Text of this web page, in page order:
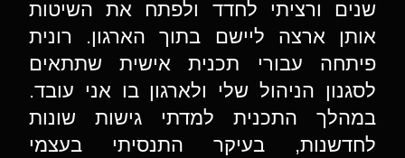
שנים ורציתי לחדד ולפתח את השיטות
אותן ארצה ליישם בתוך הארגון. רונית
פיתחה עבורי תכנית אישית שתתאים
לסגנון הניהול שלי ולארגון בו אני עובד.
במהלך התכנית למדתי גישות שונות
לחדשנות, בעיקר התנסיתי בעצמי